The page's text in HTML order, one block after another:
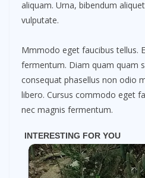
aliquam. Urna, bibendum
vulputate.
Mmmodo eget faucibus tellus.
fermentum. Diam quam quam
consequat phasellus non odio
libero. Cursus commodo eget
nec magnis fermentum.